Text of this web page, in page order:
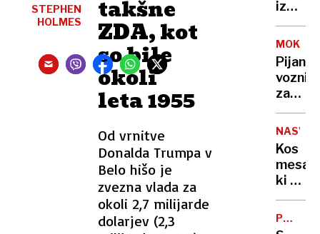
takšne
ZDA, kot
so bile
okoli
leta 1955​
Od vrnitve
Donalda Trumpa v
Belo hišo je
zvezna vlada za
okoli 2,7 milijarde
dolarjev (2,3
STEPHEN
HOLMES
in
po
letu
2035
torba,
LPP
20 in
majhna
zmaga
Pijani
voznik
v
BMW-
ju
med
begom
pred
policijo
trčil
NASVET
Kos
mesa,
ki ga
skoraj
nihče
ne
POKER
S